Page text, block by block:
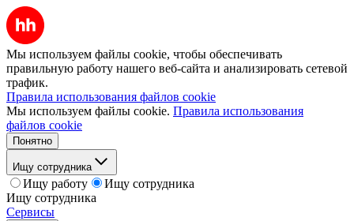
Мы используем файлы cookie, чтобы обеспечивать
правильную работу нашего веб-сайта и анализировать сетевой
трафик.
Правила использования файлов cookie
Мы используем файлы cookie. Правила использования
файлов cookie
Понятно
Ищу сотрудника
Ищу работу
Ищу сотрудника
Ищу сотрудника
Сервисы